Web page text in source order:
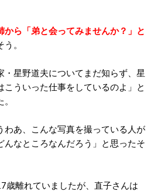
から「弟と会ってみませんか？」と
。
・星野道夫についてまだ知らず、星
こういった仕事をしているのよ」と
わあ、こんな写真を撮っている人が
んなところなんだろう」と思ったそ
歳離れていましたが、直子さんは